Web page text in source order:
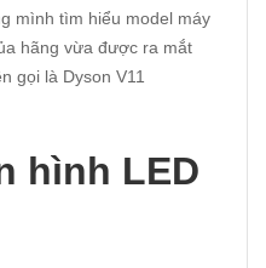
mình tìm hiểu model máy
hãng vừa được ra mắt
gọi là Dyson V11
hình LED